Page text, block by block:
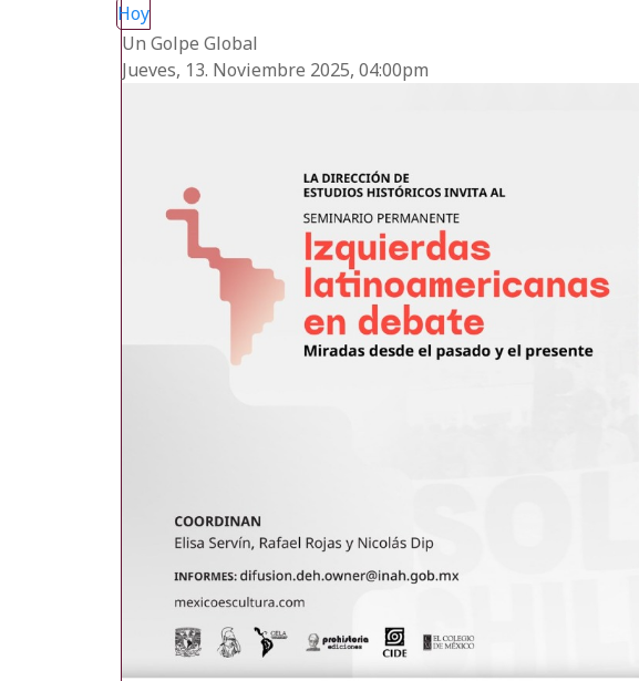
Hoy
Un Golpe Global
Jueves, 13. Noviembre 2025, 04:00pm